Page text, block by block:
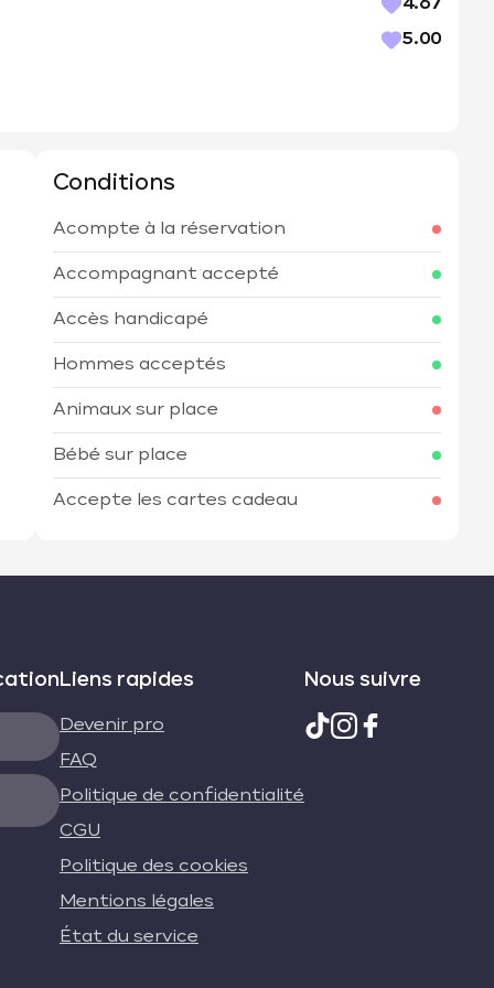
4.67
5.00
Conditions
Acompte à la réservation
Accompagnant accepté
Accès handicapé
Hommes acceptés
Animaux sur place
Bébé sur place
Accepte les cartes cadeau
Liens rapides
Devenir pro
FAQ
Politique de confidentialité
CGU
Politique des cookies
Mentions légales
État du service
Nous suivre